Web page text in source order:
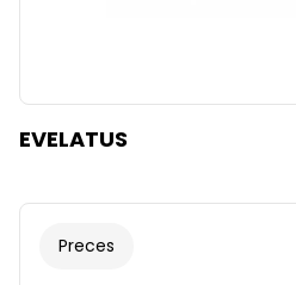
EVELATUS
Preces